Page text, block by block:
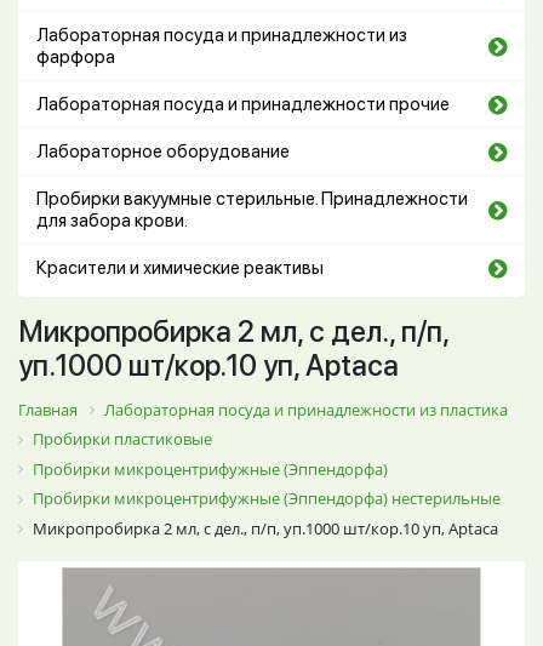
Лабораторная посуда и принадлежности из
фарфора
Лабораторная посуда и принадлежности прочие
Лабораторное оборудование
Пробирки вакуумные стерильные. Принадлежности
для забора крови.
Красители и химические реактивы
Микропробирка 2 мл, с дел., п/п,
уп.1000 шт/кор.10 уп, Aptaca
Главная
Лабораторная посуда и принадлежности из пластика
Пробирки пластиковые
Пробирки микроцентрифужные (Эппендорфа)
Пробирки микроцентрифужные (Эппендорфа) нестерильные
Микропробирка 2 мл, с дел., п/п, уп.1000 шт/кор.10 уп, Aptaca